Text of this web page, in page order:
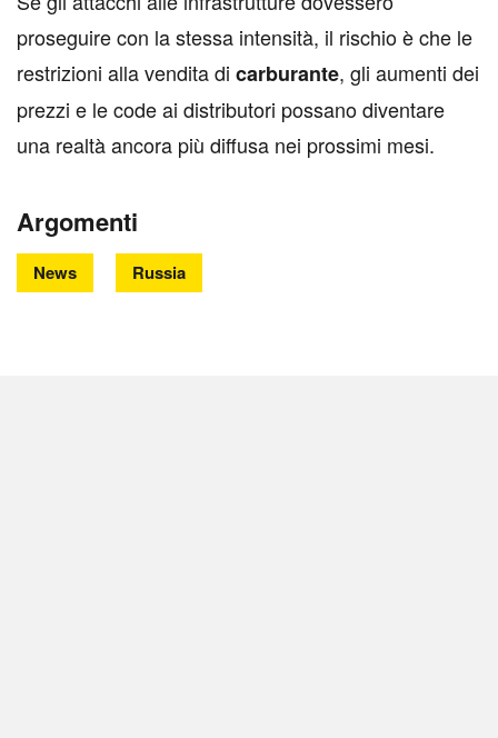
proseguire con la stessa intensità, il rischio è che le
restrizioni alla vendita di carburante, gli aumenti dei
prezzi e le code ai distributori possano diventare
una realtà ancora più diffusa nei prossimi mesi.
Argomenti
News Russia